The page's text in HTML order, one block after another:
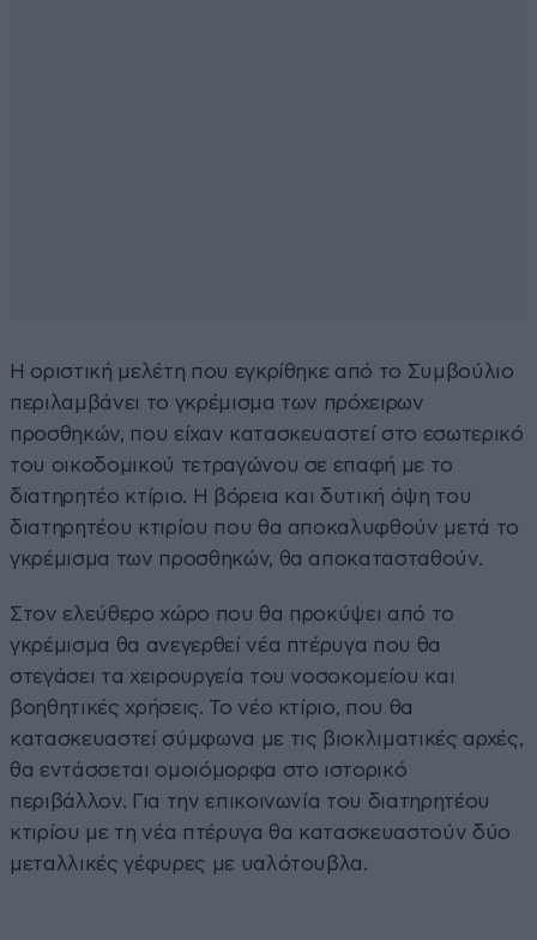
Η οριστική μελέτη που εγκρίθηκε από το Συμβούλιο
περιλαμβάνει το γκρέμισμα των πρόχειρων
προσθηκών, που είχαν κατασκευαστεί στο εσωτερικό
του οικοδομικού τετραγώνου σε επαφή με το
διατηρητέο κτίριο. Η βόρεια και δυτική όψη του
διατηρητέου κτιρίου που θα αποκαλυφθούν μετά το
γκρέμισμα των προσθηκών, θα αποκατασταθούν.
Στον ελεύθερο χώρο που θα προκύψει από το
γκρέμισμα θα ανεγερθεί νέα πτέρυγα που θα
στεγάσει τα χειρουργεία του νοσοκομείου και
βοηθητικές χρήσεις. Το νέο κτίριο, που θα
κατασκευαστεί σύμφωνα με τις βιοκλιματικές αρχές,
θα εντάσσεται ομοιόμορφα στο ιστορικό
περιβάλλον. Για την επικοινωνία του διατηρητέου
κτιρίου με τη νέα πτέρυγα θα κατασκευαστούν δύο
μεταλλικές γέφυρες με υαλότουβλα.